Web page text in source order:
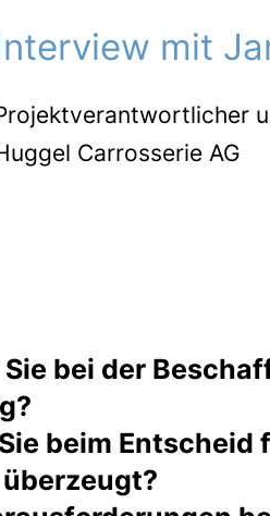
mit
Carrosserie AG
bei der
im Einsatz hatten
haben, war es uns
beim Entscheid